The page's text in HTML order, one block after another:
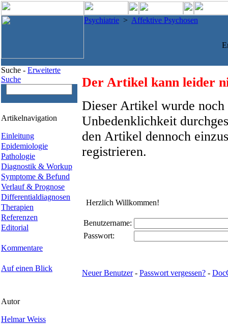
Psychiatrie > Affektive Psychosen
Suche - Erweiterte
Suche
Artikelnavigation
Einleitung
Epidemiologie
Pathologie
Diagnostik & Workup
Symptome & Befund
Verlauf & Prognose
Differentialdiagnosen
Therapien
Referenzen
Editorial
Kommentare
Auf einen Blick
Autor
Helmar Weiss
Der Artikel kann leider
Dieser Artikel wurde
Unbedenklichkeit
den Artikel dennoch
registrieren.
Herzlich Willkommen!
Benutzername:
Passwort:
Neuer Benutzer- Passwort vergessen? -